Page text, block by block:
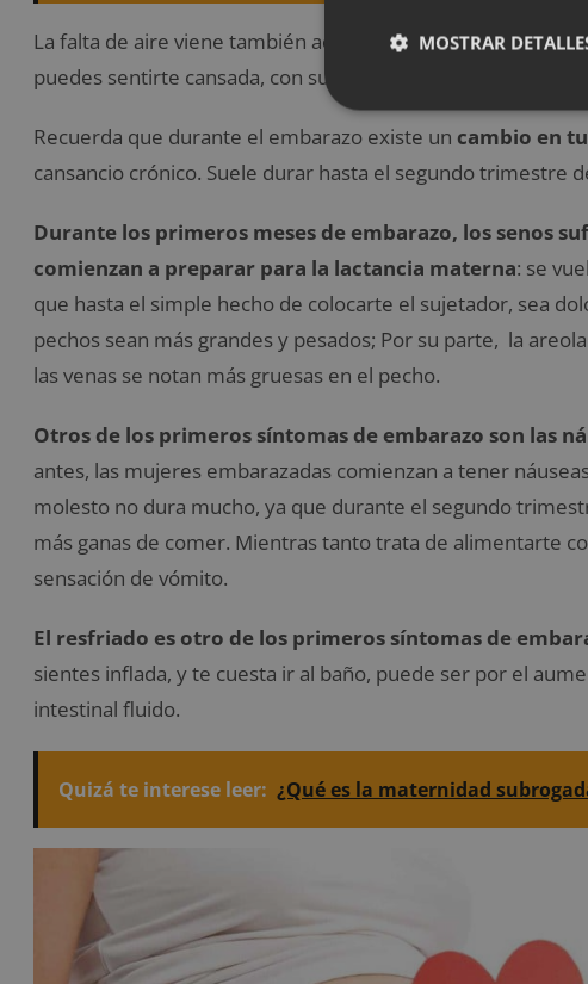
La falta de aire viene también acompañada por una
puedes sentirte cansada, con sueño, probablemente te
Recuerda que durante el embarazo existe un cambio en
cansancio crónico. Suele durar hasta el segundo trimestre
Durante los primeros meses de embarazo, los senos
comienzan a preparar para la lactancia materna: se
que hasta el simple hecho de colocarte el sujetador, sea
pechos sean más grandes y pesados; Por su parte, la
las venas se notan más gruesas en el pecho.
Otros de los primeros síntomas de embarazo son las
antes, las mujeres embarazadas comienzan a tener
molesto no dura mucho, ya que durante el segundo
más ganas de comer. Mientras tanto trata de alimentarte
sensación de vómito.
El resfriado es otro de los primeros síntomas de
sientes inflada, y te cuesta ir al baño, puede ser por el
intestinal fluido.
Quizá te interese leer: ¿Qué es la maternidad
MOSTRAR